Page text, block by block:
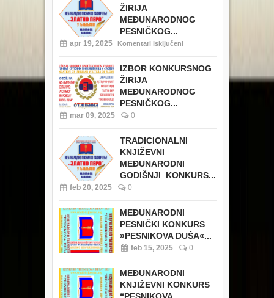
ŽIRIJA
MEĐUNARODNOG
PESNIČKOG...
apr 19, 2025 Komentari isključeni
IZBOR KONKURSNOG
ŽIRIJA
MEĐUNARODNOG
PESNIČKOG...
mar 09, 2025 0
TRADICIONALNI
KNJIŽEVNI
MEĐUNARODNI
GODIŠNJI KONKURS...
feb 20, 2025 0
MEĐUNARODNI
PESNIČKI KONKURS
»PESNIKOVA DUŠA«...
feb 15, 2025 0
MEĐUNARODNI
KNJIŽEVNI KONKURS